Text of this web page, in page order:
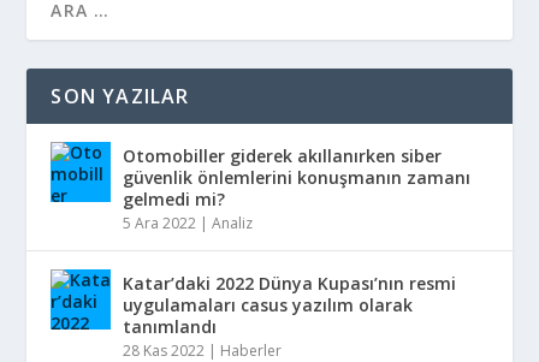
SON YAZILAR
Otomobiller giderek akıllanırken siber
güvenlik önlemlerini konuşmanın zamanı
gelmedi mi?
5 Ara 2022 |Analiz
Katar’daki 2022 Dünya Kupası’nın resmi
uygulamaları casus yazılım olarak
tanımlandı
28 Kas 2022 | Haberler